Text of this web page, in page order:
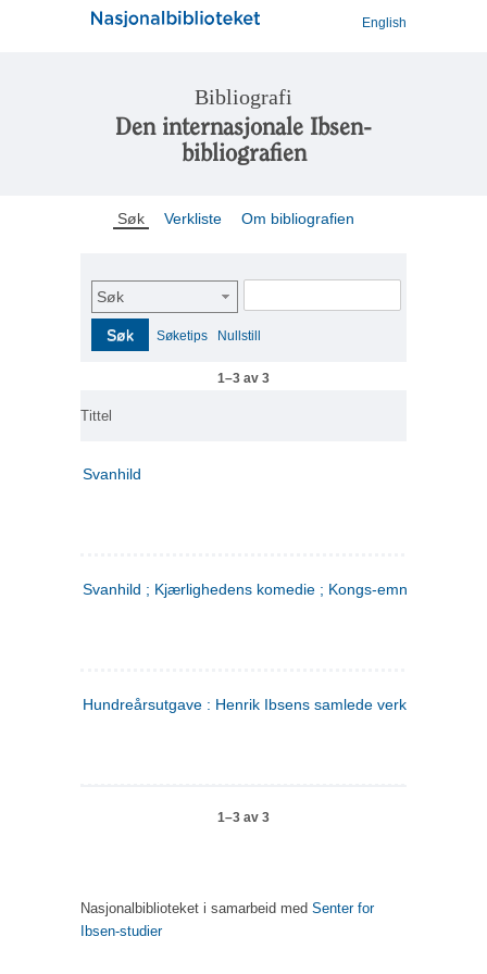
English
Bibliografi
Den internasjonale Ibsen-
bibliografien
Søk Verkliste Om bibliografien
Søk
Søk Søketips Nullstill
1–3 av 3
Tittel
Svanhild
Svanhild ; Kjærlighedens komedie ; Kongs-emnerne
Hundreårsutgave : Henrik Ibsens samlede verker. 4
1–3 av 3
Nasjonalbiblioteket i samarbeid med Senter for
Ibsen-studier